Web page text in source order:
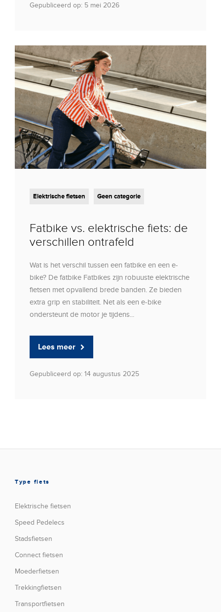
Gepubliceerd op: 5 mei 2026
Elektrische fietsen Geen categorie
Fatbike vs. elektrische fiets: de
verschillen ontrafeld
Wat is het verschil tussen een fatbike en een e-
bike? De fatbike Fatbikes zijn robuuste elektrische
fietsen met opvallend brede banden. Ze bieden
extra grip en stabiliteit. Net als een e-bike
ondersteunt de motor je tijdens...
Lees meer
Gepubliceerd op: 14 augustus 2025
Type fiets
Elektrische fietsen
Speed Pedelecs
Stadsfietsen
Connect fietsen
Moederfietsen
Trekkingfietsen
Transportfietsen